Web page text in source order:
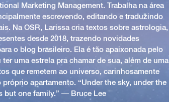
Marketing Management. Trabalha na área
escrevendo, editando e traduzindo
Na OSR, Larissa cria textos sobre astrologia,
desde 2018, trazendo novidades
o blog brasileiro. Ela é tão apaixonada pelo
uma estrela pra chamar de sua, além de uma
que remetem ao universo, carinhosamente
apartamento. “Under the sky, under the
but one family.” ― Bruce Lee